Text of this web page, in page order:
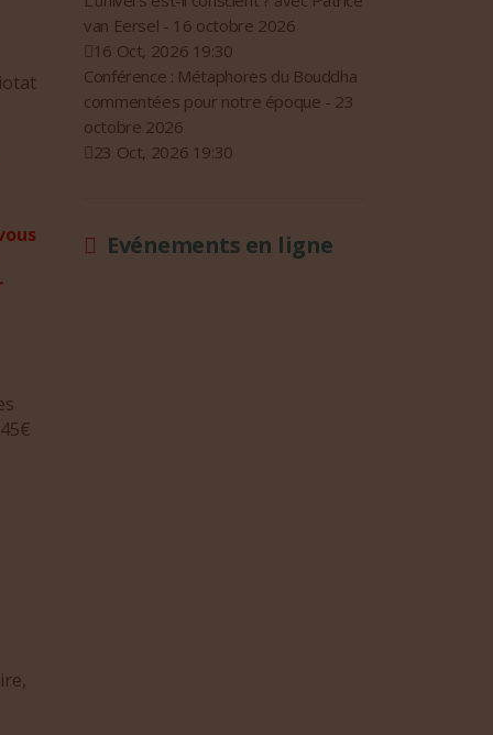
van Eersel - 16 octobre 2026
16 Oct, 2026 19:30
Conférence : Métaphores du Bouddha
commentées pour notre époque - 23
octobre 2026
23 Oct, 2026 19:30
Evénements en ligne